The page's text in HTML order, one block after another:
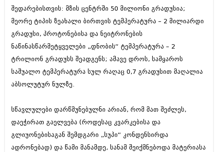
თემიდას სასწორი
იუმორი
ჰოროსკოპი და შეუცნობელი
კრიმინალი
სახალისო ამბები
შოუბიზნესი
დაიჯესტი
ჰოროსკოპი და შეუცნობელი
კრიმინალი
რომანი და დეტექტივი
სახალისო ამბები
შოუბიზნესი
ქალი და მამაკაცი
ისტორია
შედარებისთვის: მზის ცენტრში 50 მილიონი გრადუსია;
მეორე ტიპის ზეახალი ბირთვის ტემპერატურა – 2 მილიარდი
გრადუსი, პროტონებისა და ნეიტრონების
ნაწინასწარმეტყველები „დნობის“ ტემპერატურა – 2
ტრილიონ გრადუსს შეადგენს; ამავე დროს, სამყაროს
საშუალო ტემპერატურა სულ რაღაც 0,7 გრადუსით მაღალია
აბსოლუტურ ნულზე.
სწავლულები დარწმუნებულნი არიან, რომ მათ შეძლეს,
დაეჭირათ გაელვება (როდესაც კვარკებისა და
გლიუონებისაგან შემდგარი „სუპი“ კონდენსირდა
ადრონებად) და წამი მანამდე, სანამ შეიქმნებოდა მატერიასა